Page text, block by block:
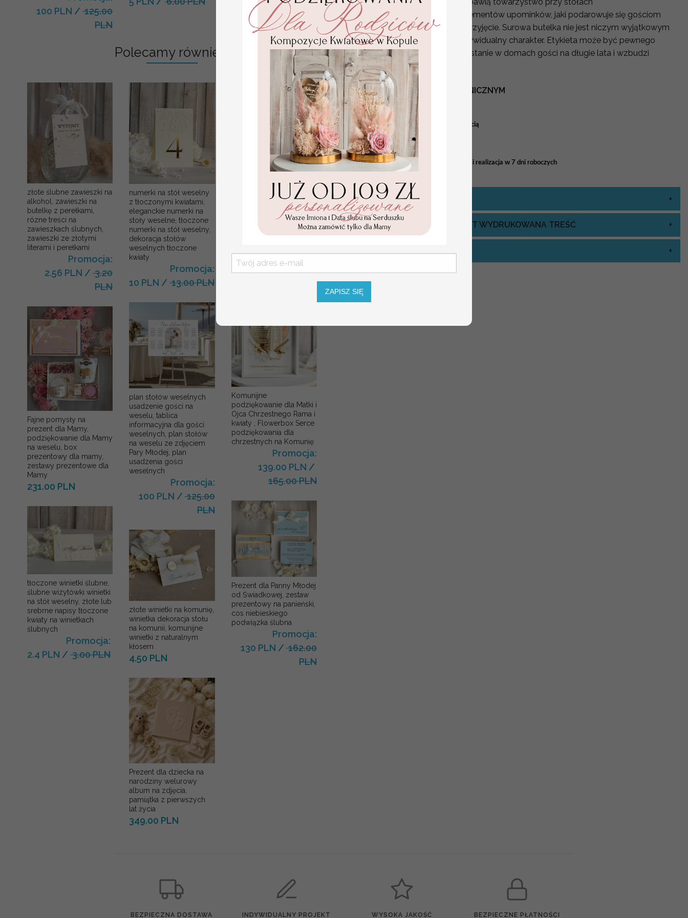
100 PLN /125.00
PLN
Polecamy również:
złote ślubne zawieszki na
alkohol, zawieszki na
butelkę z perełkami,
rózne treści na
zawieszkach ślubnych,
zawieszki ze złotymi
literami i perełkami
Promocja:
2.56 PLN /3.20
PLN
Fajne pomysły na
prezent dla Mamy,
podziękowanie dla Mamy
na weselu, box
prezentowy dla mamy,
zestawy prezentowe dla
Mamy
231.00 PLN
tłoczone winietki ślubne,
ślubne wizytówki winietki
na stół weselny, złote lub
srebrne napisy tłoczone
kwiaty na winietkach
ślubnych
Promocja:
2.4 PLN / 3.00 PLN
numerki na stół weselny
z tłoczonymi kwiatami,
eleganckie numerki na
stoły weselne, tłoczone
numerki na stół weselny,
dekoracja stołów
weselnych tłoczone
kwiaty
Promocja:
10 PLN /13.00 PLN
plan stołów weselnych
usadzenie gości na
weselu, tablica
informacyjna dla gości
weselnych, plan stołów
na weselu ze zdjęciem
Pary Młodej, plan
usadzenia gości
weselnych
Promocja:
100 PLN /125.00
PLN
złote winietki na komunię,
winietka dekoracja stołu
na komunii, komunijne
winietki z naturalnym
kłosem
4.50 PLN
Prezent dla dziecka na
narodziny welurowy
album na zdjęcia,
pamiątka z pierwszych
lat życia
349.00 PLN
Statuetka pamiątka
Pierwszej Komunii w
personalizowana
Pamiątka Komunijna
opakowanie na pieniądze
85.00 PLN/105.00
PLN
Komunijne
podziękowanie dla Matki i
Ojca Chrzestnego Rama i
kwiaty , Flowerbox Serce
podziękowania dla
chrzestnych na Komunię
Promocja:
139.00 PLN /
165.00 PLN
Prezent dla Panny Młodej
od Świadkowej, zestaw
prezentowy na panieński,
cos niebieskiego
podwiązka ślubna
Promocja:
130 PLN / 162.00
PLN
Wódka weselna to jeden z elementów upominków, jaki podarowuje się gościom
weselnym, gdy opuszczają przyjęcie. Surowa butelka nie jest niczym wyjątkowym
i dobrze byłoby nadać jej indywidualny charakter. Etykieta może być pewnego
rodzaju pamiątką, która pozostanie w domach gości na długie lata i wzbudzi
przyjemne wspomnienia.
ZAWIESZKI W STYLU BOTANICZNYM
wymiary: około 7 cm na 11 cm
minimalna ilość - 20 sztuk z jedną treścią
USŁUGA EKSPRESSOWA:
Dopłata 40% do wartości zamówienia i realizacja w 7 dni roboczych
KOLOR OKŁADKI
KOLOR PAPIERU NA NIEJ JEST WYDRUKOWANA TREŚĆ
KOLOR SZNURKA
BEZPIECZNA DOSTAWA INDYWIDUALNY PROJEKT WYSOKA JAKOŚĆ BEZPIECZNE PŁATNOŚCI
ZAPISZ SIĘ